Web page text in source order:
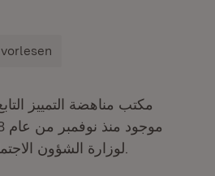
مكتب مناهضة التمييز